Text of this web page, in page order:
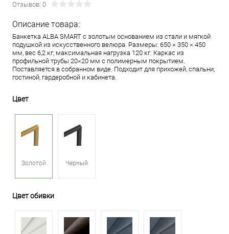
Отзывов: 0
Описание товара:
Банкетка ALBA SMART с золотым основанием из стали и мягкой
подушкой из искусственного велюра. Размеры: 650 × 350 × 450
мм, вес 6,2 кг, максимальная нагрузка 120 кг. Каркас из
профильной трубы 20×20 мм с полимерным покрытием.
Поставляется в собранном виде. Подходит для прихожей, спальни,
гостиной, гардеробной и кабинета.
Цвет
Золотой Черный
Цвет обивки